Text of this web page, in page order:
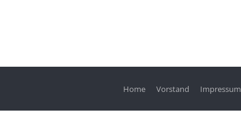
Home Vorstand Impressum